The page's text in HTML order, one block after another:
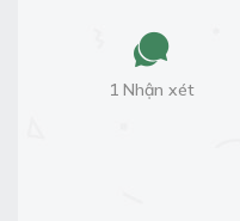
1 Nhận xét